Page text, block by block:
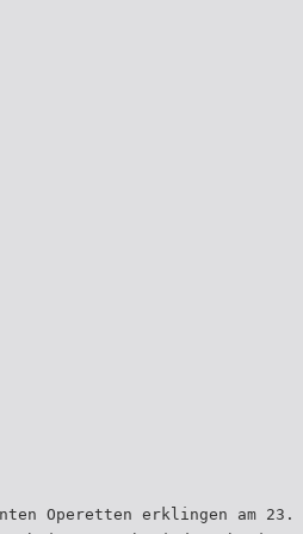
Operetten erklingen am